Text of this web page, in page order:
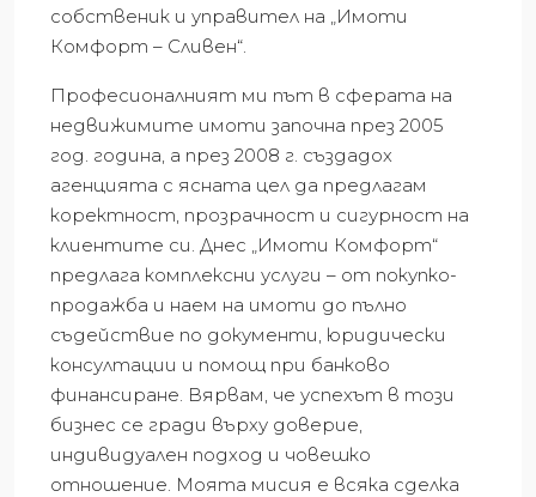
собственик и управител на „Имоти
Комфорт – Сливен“.
Професионалният ми път в сферата на
недвижимите имоти започна през 2005
год. година, а през 2008 г. създадох
агенцията с ясната цел да предлагам
коректност, прозрачност и сигурност на
клиентите си. Днес „Имоти Комфорт“
предлага комплексни услуги – от покупко-
продажба и наем на имоти до пълно
съдействие по документи, юридически
консултации и помощ при банково
финансиране. Вярвам, че успехът в този
бизнес се гради върху доверие,
индивидуален подход и човешко
отношение. Моята мисия е всяка сделка